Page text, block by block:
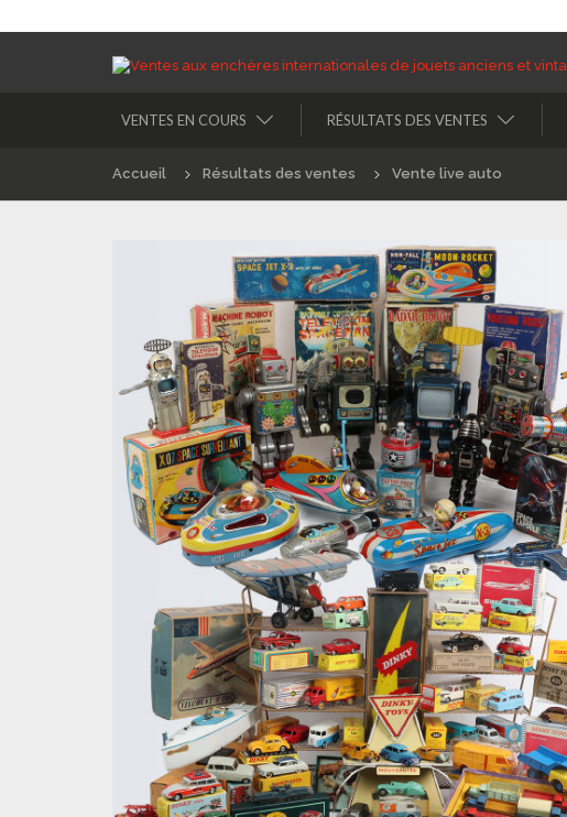
VENTES EN COURS RÉSULTATS DES VENTES
Accueil Résultats des ventes Vente live auto